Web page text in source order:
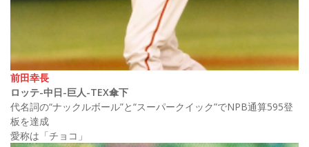
前田幸長
ロッテ-中日-巨人-TEX傘下
代名詞の“ナックルボール”と“スーパークイック”でNPB通算595登
板を達成
愛称は「チョコ」